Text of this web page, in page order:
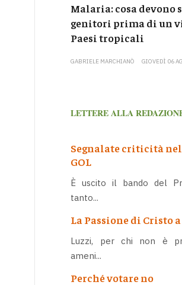
Malaria: cosa devono
genitori prima di un
Paesi tropicali
GABRIELE MARCHIANÒ GIOVEDÌ 06
LETTERE ALLA
Segnalate criticità
GOL
È uscito il bando del
tanto...
La Passione di Cristo
Luzzi, per chi non è
ameni...
Perché votare no